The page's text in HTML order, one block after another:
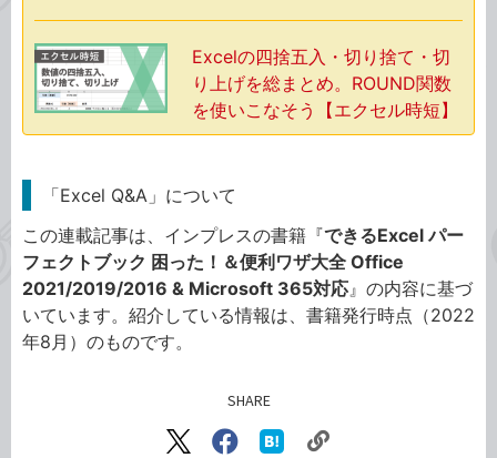
Excelの四捨五入・切り捨て・切
り上げを総まとめ。ROUND関数
を使いこなそう【エクセル時短】
「Excel Q&A」について
この連載記事は、インプレスの書籍『できるExcel パー
フェクトブック 困った！＆便利ワザ大全 Office
2021/2019/2016 & Microsoft 365対応』の内容に基づ
いています。紹介している情報は、書籍発行時点（2022
年8月）のものです。
SHARE
X（旧 Facebook